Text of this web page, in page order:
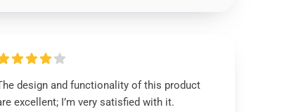
design and functionality of this product
excellent; I’m very satisfied with it.